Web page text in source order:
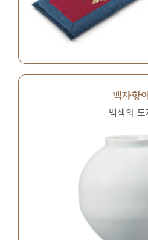
백자항
백색의 도